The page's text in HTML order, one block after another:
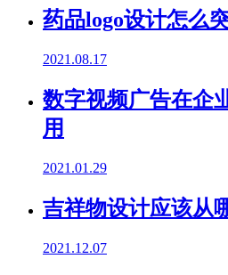
药品logo设计怎么
2021.08.17
数字视频广告在企
用
2021.01.29
吉祥物设计应该从
2021.12.07